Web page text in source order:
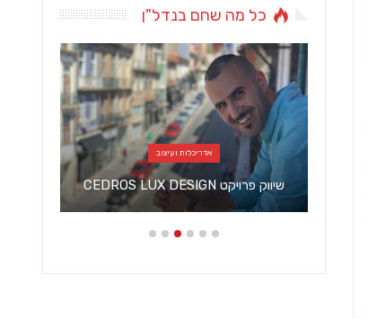
כל מה שחם בנדל"ן
אדריכלות ועיצוב
שיווק פרויקט CEDROS LUX DESIGN